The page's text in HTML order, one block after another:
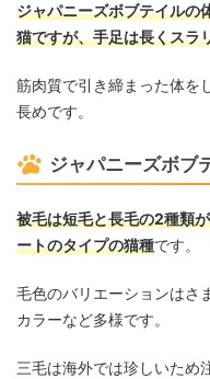
ジャパニーズボブテイル
猫ですが、手足は長くスラ
筋肉質で引き締まった体を
長めです。
ジャパニーズボブ
被毛は短毛と長毛の2種類
ートのタイプの猫種です。
毛色のバリエーションはさ
カラーなど多様です。
三毛は海外では珍しいため